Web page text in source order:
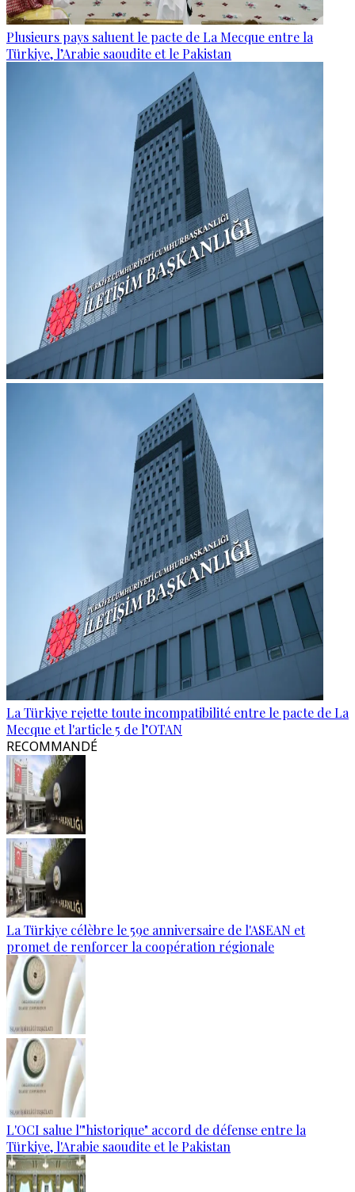
Plusieurs pays saluent le pacte de La Mecque entre la
Türkiye, l’Arabie saoudite et le Pakistan
La Türkiye rejette toute incompatibilité entre le pacte de La
Mecque et l'article 5 de l’OTAN
RECOMMANDÉ
La Türkiye célèbre le 59e anniversaire de l'ASEAN et
promet de renforcer la coopération régionale
L'OCI salue l'"historique" accord de défense entre la
Türkiye, l'Arabie saoudite et le Pakistan